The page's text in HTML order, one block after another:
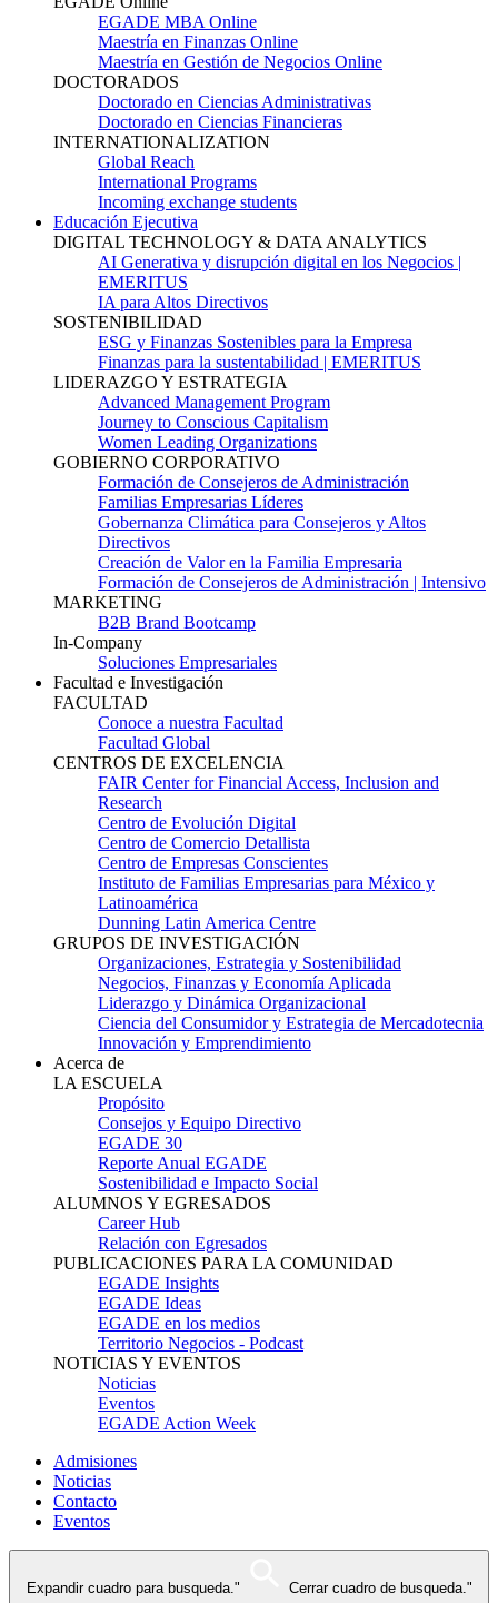
EGADE MBA Online
Maestría en Finanzas Online
Maestría en Gestión de Negocios Online
DOCTORADOS
Doctorado en Ciencias Administrativas
Doctorado en Ciencias Financieras
INTERNATIONALIZATION
Global Reach
International Programs
Incoming exchange students
Educación Ejecutiva
DIGITAL TECHNOLOGY & DATA ANALYTICS
AI Generativa y disrupción digital en los Negocios |
EMERITUS
IA para Altos Directivos
SOSTENIBILIDAD
ESG y Finanzas Sostenibles para la Empresa
Finanzas para la sustentabilidad | EMERITUS
LIDERAZGO Y ESTRATEGIA
Advanced Management Program
Journey to Conscious Capitalism
Women Leading Organizations
GOBIERNO CORPORATIVO
Formación de Consejeros de Administración
Familias Empresarias Líderes
Gobernanza Climática para Consejeros y Altos
Directivos
Creación de Valor en la Familia Empresaria
Formación de Consejeros de Administración | Intensivo
MARKETING
B2B Brand Bootcamp
In-Company
Soluciones Empresariales
Facultad e Investigación
FACULTAD
Conoce a nuestra Facultad
Facultad Global
CENTROS DE EXCELENCIA
FAIR Center for Financial Access, Inclusion and
Research
Centro de Evolución Digital
Centro de Comercio Detallista
Centro de Empresas Conscientes
Instituto de Familias Empresarias para México y
Latinoamérica
Dunning Latin America Centre
GRUPOS DE INVESTIGACIÓN
Organizaciones, Estrategia y Sostenibilidad
Negocios, Finanzas y Economía Aplicada
Liderazgo y Dinámica Organizacional
Ciencia del Consumidor y Estrategia de Mercadotecnia
Innovación y Emprendimiento
Acerca de
LA ESCUELA
Propósito
Consejos y Equipo Directivo
EGADE 30
Reporte Anual EGADE
Sostenibilidad e Impacto Social
ALUMNOS Y EGRESADOS
Career Hub
Relación con Egresados
PUBLICACIONES PARA LA COMUNIDAD
EGADE Insights
EGADE Ideas
EGADE en los medios
Territorio Negocios - Podcast
NOTICIAS Y EVENTOS
Noticias
Eventos
EGADE Action Week
Admisiones
Noticias
Contacto
Eventos
Expandir cuadro para busqueda." Cerrar cuadro de busqueda."